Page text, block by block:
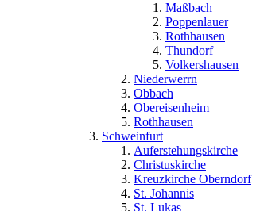
Maßbach
Poppenlauer
Rothhausen
Thundorf
Volkershausen
Niederwerrn
Obbach
Obereisenheim
Rothhausen
Schweinfurt
Auferstehungskirche
Christuskirche
Kreuzkirche Oberndorf
St. Johannis
St. Lukas